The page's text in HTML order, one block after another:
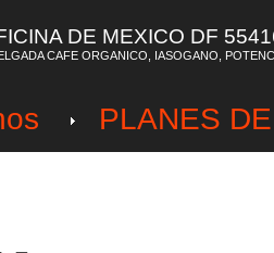
DE MEXICO DF
CAFE ORGANICO, IASOGANO,
PLANES